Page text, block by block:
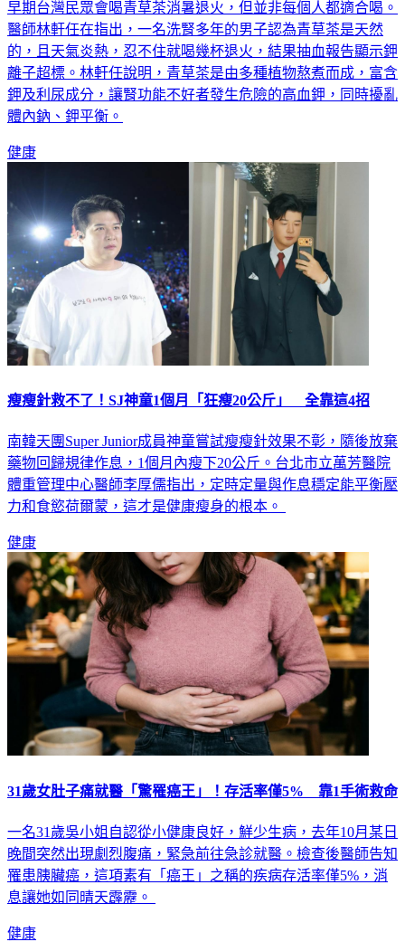
早期台灣民眾會喝青草茶消暑退火，但並非每個人都適合喝。
醫師林軒任在指出，一名洗腎多年的男子認為青草茶是天然
的，且天氣炎熱，忍不住就喝幾杯退火，結果抽血報告顯示鉀
離子超標。林軒任說明，青草茶是由多種植物熬煮而成，富含
鉀及利尿成分，讓腎功能不好者發生危險的高血鉀，同時擾亂
體內鈉、鉀平衡。
健康
瘦瘦針救不了！SJ神童1個月「狂瘦20公斤」 全靠這4招
南韓天團Super Junior成員神童嘗試瘦瘦針效果不彰，隨後放棄
藥物回歸規律作息，1個月內瘦下20公斤。台北市立萬芳醫院
體重管理中心醫師李厚儒指出，定時定量與作息穩定能平衡壓
力和食慾荷爾蒙，這才是健康瘦身的根本。
健康
31歲女肚子痛就醫「驚罹癌王」！存活率僅5% 靠1手術救命
一名31歲吳小姐自認從小健康良好，鮮少生病，去年10月某日
晚間突然出現劇烈腹痛，緊急前往急診就醫。檢查後醫師告知
罹患胰臟癌，這項素有「癌王」之稱的疾病存活率僅5%，消
息讓她如同晴天霹靂。
健康